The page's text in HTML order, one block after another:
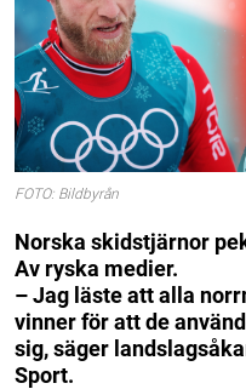
FOTO: Bildbyrån
Norska skidstjärnor
Av ryska medier.
– Jag läste att alla
vinner för att de
sig, säger
Sport.